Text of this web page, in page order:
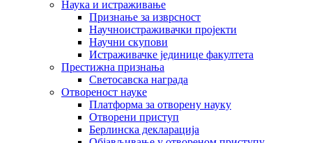
Наука и истраживање
Признање за изврсност
Научноистраживачки пројекти
Научни скупови
Истраживачке јединице факултета
Престижна признања
Светосавска награда
Отвореност науке
Платформа за отворену науку
Отворени приступ
Берлинска декларација